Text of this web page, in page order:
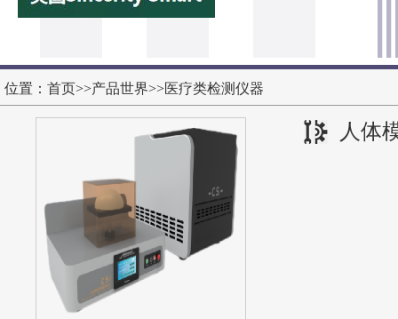
电动轮椅车按键开关耐用性测试仪
位置： 首页>>产品世界>>医疗类检测仪器
人体